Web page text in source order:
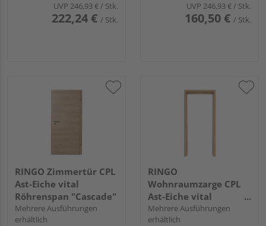
UVP 246,93 €/ Stk.
222,24 € / Stk.
UVP 246,93 €/ Stk.
160,50 € / Stk.
RINGO Zimmertür CPL
Ast-Eiche vital
Röhrenspan "Cascade"
Mehrere Ausführungen
erhältlich
RINGO
Wohnraumzarge CPL
Ast-Eiche vital
"Standard"
Mehrere Ausführungen
erhältlich